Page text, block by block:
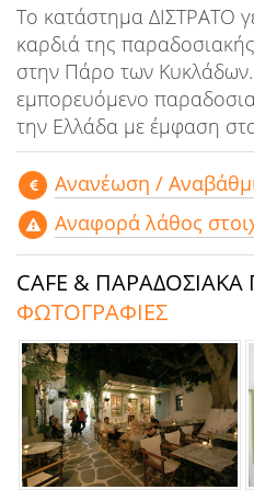
Το κατάστημα ΔΙΣΤΡΑΤΟ
καρδιά της
στην Πάρο των
εμπορευόμενο
την Ελλάδα με έμφαση
Aνανέωση /
Αναφορά λάθος
CAFE &
ΦΩΤΟΓΡΑΦΙΕΣ